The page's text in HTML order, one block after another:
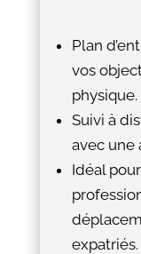
Plan
vos
physique.
Suivi à
avec une
Idéal
expatriés.